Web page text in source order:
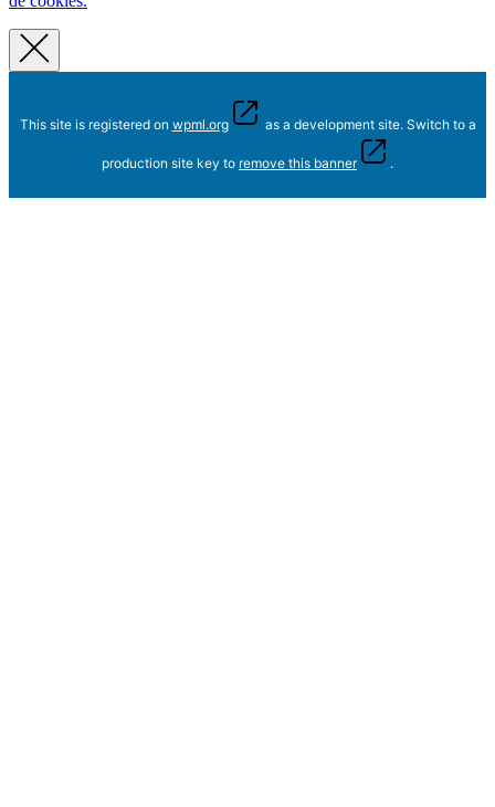
This site is registered on wpml.org as a development site. Switch to a
production site key to remove this banner .